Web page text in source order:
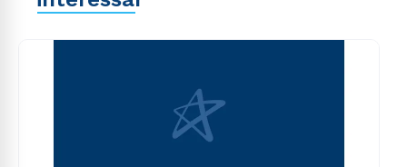
explicabo. Nemo enim ipsam voluptatem quia
consequuntur magni dolores eos qui ratione